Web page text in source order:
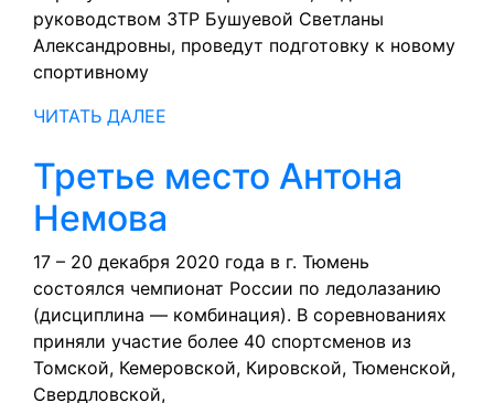
руководством ЗТР Бушуевой Светланы
Александровны, проведут подготовку к новому
спортивному
ЧИТАТЬ ДАЛЕЕ
Третье место Антона
Немова
место
Антона
Немова
17 – 20 декабря 2020 года в г. Тюмень
состоялся чемпионат России по ледолазанию
(дисциплина — комбинация). В соревнованиях
приняли участие более 40 спортсменов из
Томской, Кемеровской, Кировской, Тюменской,
Свердловской,